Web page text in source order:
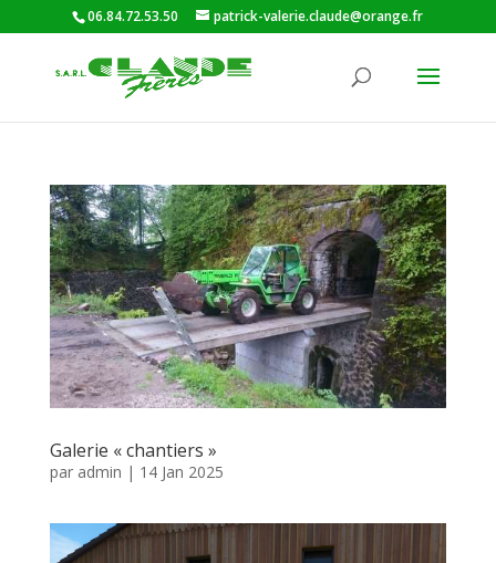
06.84.72.53.50 patrick-valerie.claude@orange.fr
Galerie « chantiers »
par admin | 14 Jan 2025
Galerie "chantiers"